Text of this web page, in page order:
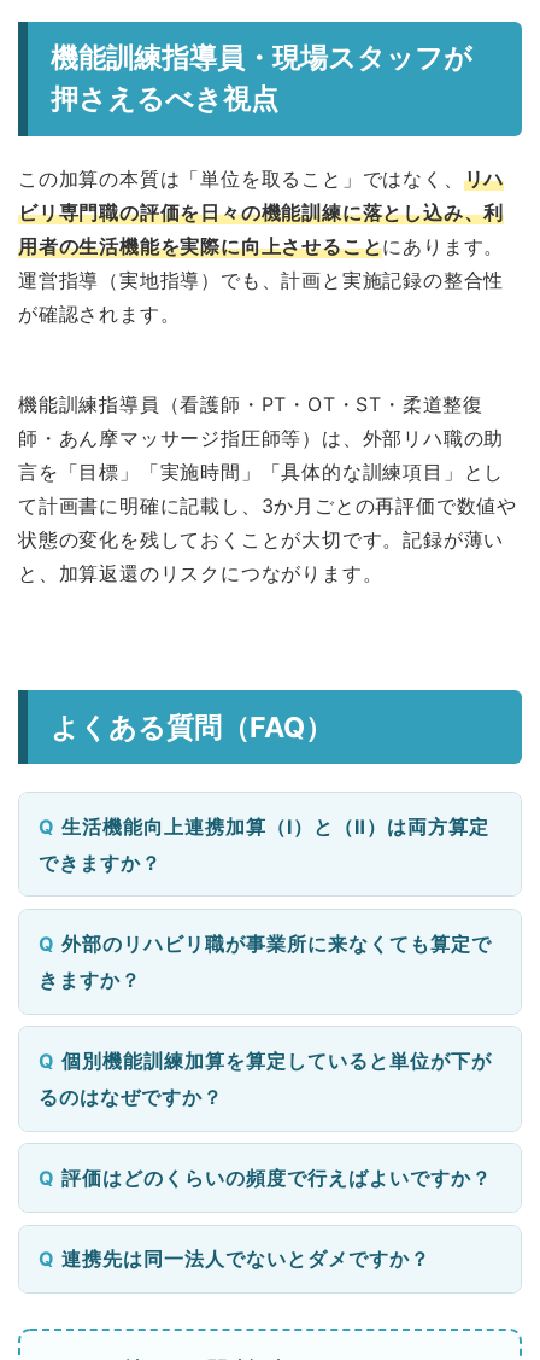
機能訓練指導員・現場スタッフが
押さえるべき視点
この加算の本質は「単位を取ること」ではなく、 リハ
ビリ専門職の評価を日々の機能訓練に落とし込み、利
用者の生活機能を実際に向上させることにあります。
運営指導（実地指導）でも、計画と実施記録の整合性
が確認されます。
機能訓練指導員（看護師・PT・OT・ST・柔道整復
師・あん摩マッサージ指圧師等）は、外部リハ職の助
言を「目標」「実施時間」「具体的な訓練項目」とし
て計画書に明確に記載し、3か月ごとの再評価で数値や
状態の変化を残しておくことが大切です。記録が薄い
と、加算返還のリスクにつながります。
よくある質問（FAQ）
生活機能向上連携加算（Ⅰ）と（Ⅱ）は両方算定
できますか？
外部のリハビリ職が事業所に来なくても算定で
きますか？
個別機能訓練加算を算定していると単位が下が
るのはなぜですか？
評価はどのくらいの頻度で行えばよいですか？
連携先は同一法人でないとダメですか？